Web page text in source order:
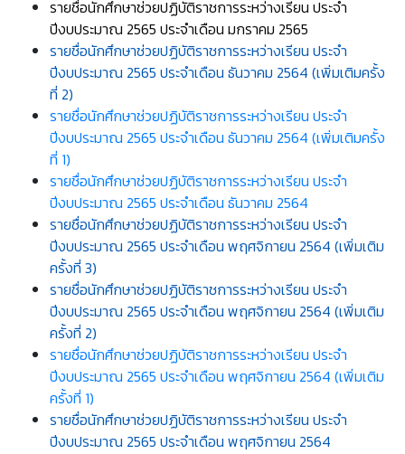
รายชื่อนักศึกษาช่วยปฏิบัติราชการระหว่างเรียน ประจำ
ปีงบประมาณ 2565 ประจำเดือน มกราคม 2565
รายชื่อนักศึกษาช่วยปฏิบัติราชการระหว่างเรียน ประจำ
ปีงบประมาณ 2565 ประจำเดือน ธันวาคม 2564 (เพิ่มเติมครั้ง
ที่ 2)
รายชื่อนักศึกษาช่วยปฏิบัติราชการระหว่างเรียน ประจำ
ปีงบประมาณ 2565 ประจำเดือน ธันวาคม 2564 (เพิ่มเติมครั้ง
ที่ 1)
รายชื่อนักศึกษาช่วยปฏิบัติราชการระหว่างเรียน ประจำ
ปีงบประมาณ 2565 ประจำเดือน ธันวาคม 2564
รายชื่อนักศึกษาช่วยปฏิบัติราชการระหว่างเรียน ประจำ
ปีงบประมาณ 2565 ประจำเดือน พฤศจิกายน 2564 (เพิ่มเติม
ครั้งที่ 3)
รายชื่อนักศึกษาช่วยปฏิบัติราชการระหว่างเรียน ประจำ
ปีงบประมาณ 2565 ประจำเดือน พฤศจิกายน 2564 (เพิ่มเติม
ครั้งที่ 2)
รายชื่อนักศึกษาช่วยปฏิบัติราชการระหว่างเรียน ประจำ
ปีงบประมาณ 2565 ประจำเดือน พฤศจิกายน 2564 (เพิ่มเติม
ครั้งที่ 1)
รายชื่อนักศึกษาช่วยปฏิบัติราชการระหว่างเรียน ประจำ
ปีงบประมาณ 2565 ประจำเดือน พฤศจิกายน 2564